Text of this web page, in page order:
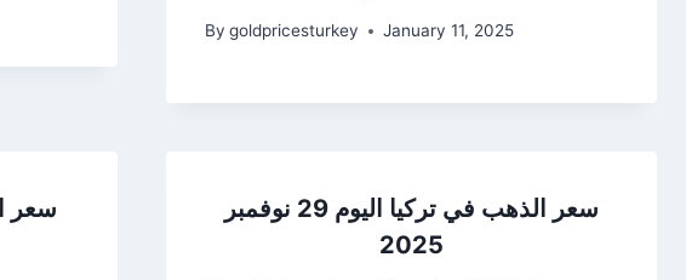
By goldpricesturkey January 11, 2025
سعر الذهب في تركيا اليوم 29 نوفمبر
2025